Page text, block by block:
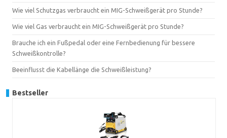
Wie viel Schutzgas verbraucht ein MIG-Schweißgerät pro Stunde?
Wie viel Gas verbraucht ein MIG-Schweißgerät pro Stunde?
Brauche ich ein Fußpedal oder eine Fernbedienung für bessere
Schweißkontrolle?
Beeinflusst die Kabellänge die Schweißleistung?
Bestseller